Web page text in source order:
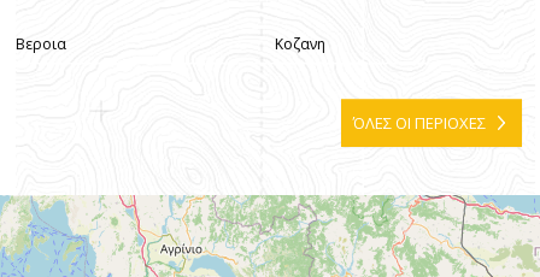
Βεροια Κοζανη
ΌΛΕΣ ΟΙ ΠΕΡΙΟΧΕΣ